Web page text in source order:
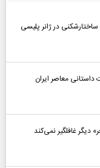
در ژانر پلیسی
داستانی معاصر ایران
غافلگیر نمی‌کند